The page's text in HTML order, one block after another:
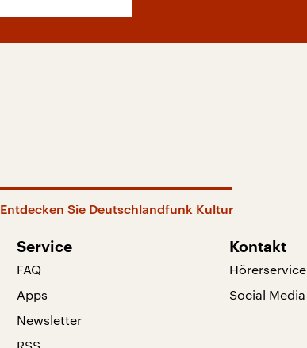
Entdecken Sie Deutschlandfunk Kultur
Service
FAQ
Apps
Newsletter
Kontakt
Hörerservice
Social Media